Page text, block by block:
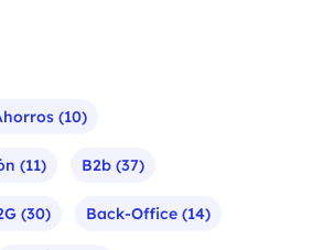
(10)
(11) B2b(37)
(30) Back-Office(14)